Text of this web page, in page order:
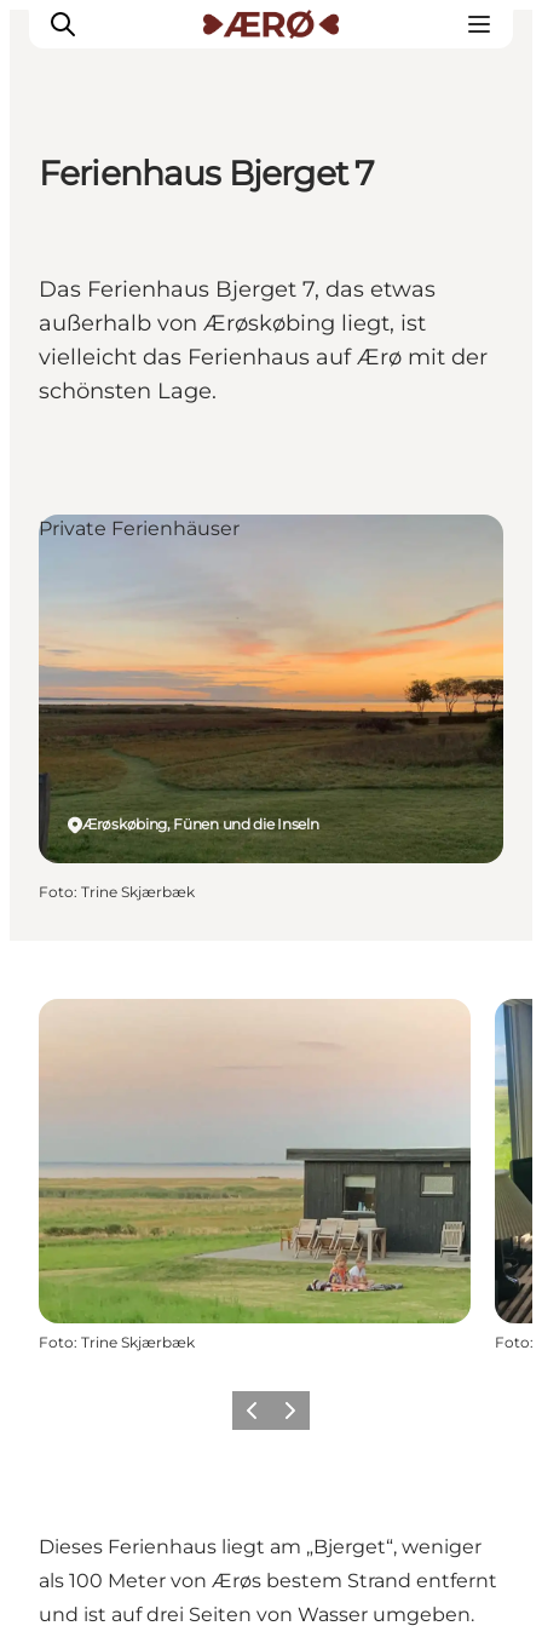
Erleben
Veranstaltungen
Reiseplanung
Ferienhaus Bjerget 7
Das Ferienhaus Bjerget 7, das etwas
außerhalb von Ærøskøbing liegt, ist
vielleicht das Ferienhaus auf Ærø mit der
schönsten Lage.
Ærøskøbing, Fünen und die Inseln
Private Ferienhäuser
Foto: Trine Skjærbæk
Foto: Trine Skjærbæk Foto:
ZurückWeiter
Dieses Ferienhaus liegt am „Bjerget“, weniger
als 100 Meter von Ærøs bestem Strand entfernt
und ist auf drei Seiten von Wasser umgeben.